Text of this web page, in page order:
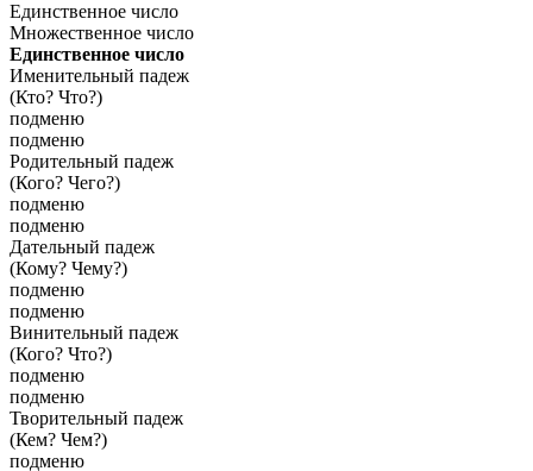
Единственное число
Множественное число
Единственное число
Именительный падеж
(Кто? Что?)
подменю
подменю
Родительный падеж
(Кого? Чего?)
подменю
подменю
Дательный падеж
(Кому? Чему?)
подменю
подменю
Винительный падеж
(Кого? Что?)
подменю
подменю
Творительный падеж
(Кем? Чем?)
подменю